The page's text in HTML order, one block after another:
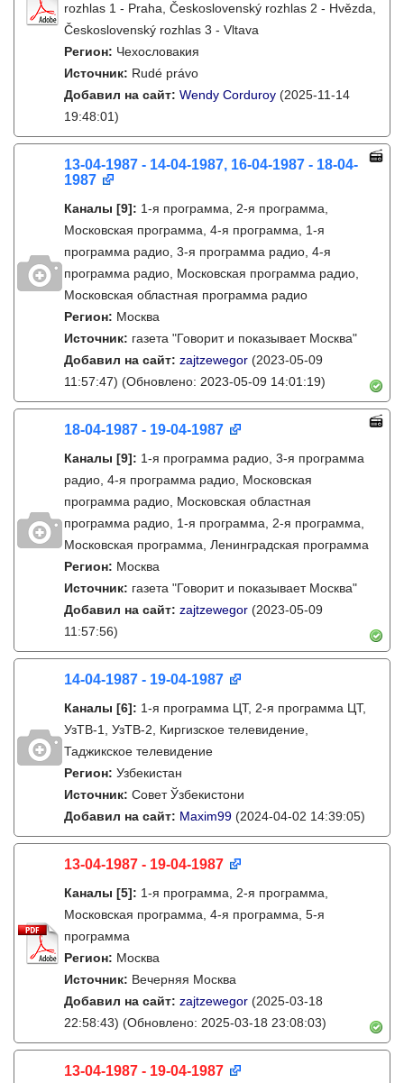
rozhlas 1 - Praha, Československý rozhlas 2 - Hvězda,
Československý rozhlas 3 - Vltava
Регион: Чехословакия
Источник: Rudé právo
Добавил на сайт: Wendy Corduroy (2025-11-14
19:48:01)
13-04-1987 - 14-04-1987, 16-04-1987 - 18-04-
1987
Каналы [9]: 1-я программа, 2-я программа,
Московская программа, 4-я программа, 1-я
программа радио, 3-я программа радио, 4-я
программа радио, Московская программа радио,
Московская областная программа радио
Регион: Москва
Источник: газета "Говорит и показывает Москва"
Добавил на сайт: zajtzewegor (2023-05-09
11:57:47) (Обновлено: 2023-05-09 14:01:19)
18-04-1987 - 19-04-1987
Каналы [9]: 1-я программа радио, 3-я программа
радио, 4-я программа радио, Московская
программа радио, Московская областная
программа радио, 1-я программа, 2-я программа,
Московская программа, Ленинградская программа
Регион: Москва
Источник: газета "Говорит и показывает Москва"
Добавил на сайт: zajtzewegor (2023-05-09
11:57:56)
14-04-1987 - 19-04-1987
Каналы [6]: 1-я программа ЦТ, 2-я программа ЦТ,
УзТВ-1, УзТВ-2, Киргизское телевидение,
Таджикское телевидение
Регион: Узбекистан
Источник: Совет Ўзбекистони
Добавил на сайт: Maxim99 (2024-04-02 14:39:05)
13-04-1987 - 19-04-1987
Каналы [5]: 1-я программа, 2-я программа,
Московская программа, 4-я программа, 5-я
программа
Регион: Москва
Источник: Вечерняя Москва
Добавил на сайт: zajtzewegor (2025-03-18
22:58:43) (Обновлено: 2025-03-18 23:08:03)
13-04-1987 - 19-04-1987